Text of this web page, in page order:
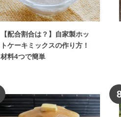
【配合割合は？】自家製ホッ
トケーキミックスの作り方！
材料4つで簡単